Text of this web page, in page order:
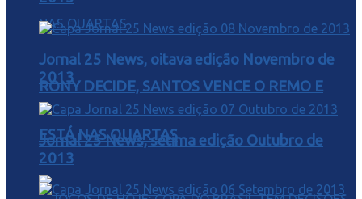
RONY DECIDE, SANTOS VENCE O REMO E
ESTÁ NAS QUARTAS
Jornal 25 News, oitava edição Novembro de
2013
Jornal 25 News, sétima edição Outubro de
2013